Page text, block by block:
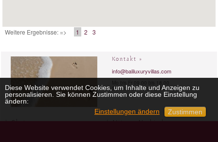
Weitere Ergebnisse: => 1 2 3
Kontakt »
info@baliluxuryvillas.com
Sa 9.00 bis 18.00 Uhr
Chat » Mit uns Verbinden »
Diese Website verwendet Cookies, um Inhalte und Anzeigen zu
personalisieren. Sie können Zustimmen oder diese Einstellung
ändern:
Einstellungen ändern
Zustimmen